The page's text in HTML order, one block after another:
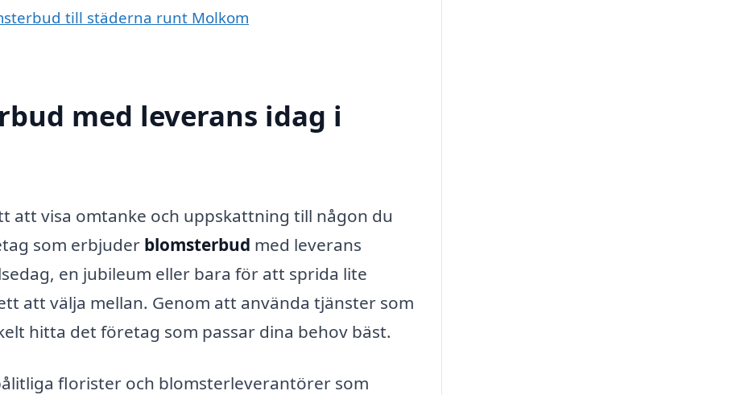
till städerna runt Molkom
med leverans idag i
att visa omtanke och uppskattning till någon du
som erbjuder blomsterbud med leverans
en jubileum eller bara för att sprida lite
att välja mellan. Genom att använda tjänster som
hitta det företag som passar dina behov bäst.
florister och blomsterleverantörer som